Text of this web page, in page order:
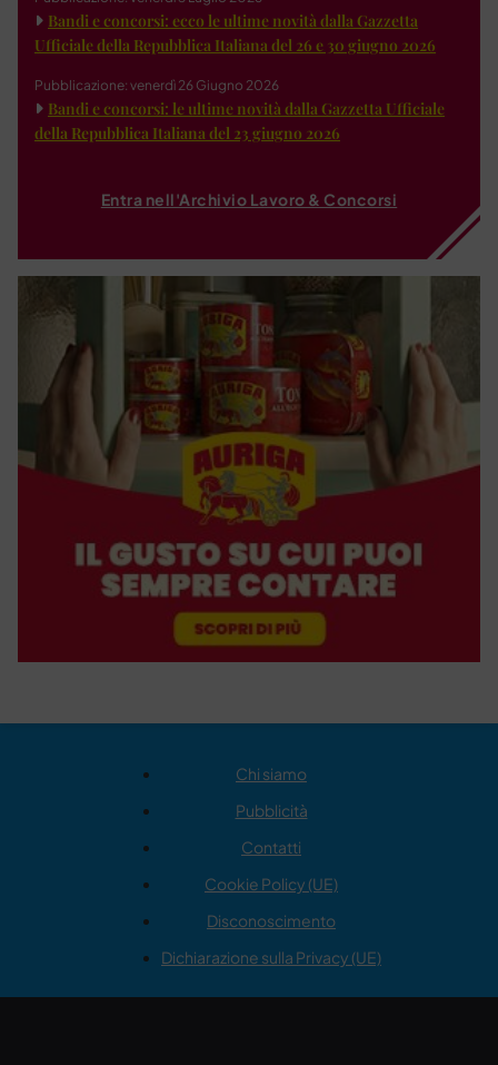
Bandi e concorsi: ecco le ultime novità dalla Gazzetta
Ufficiale della Repubblica Italiana del 26 e 30 giugno 2026
Pubblicazione: venerdì 26 Giugno 2026
Bandi e concorsi: le ultime novità dalla Gazzetta Ufficiale
della Repubblica Italiana del 23 giugno 2026
Entra nell'Archivio Lavoro & Concorsi
Chi siamo
Pubblicità
Contatti
Cookie Policy (UE)
Disconoscimento
Dichiarazione sulla Privacy (UE)